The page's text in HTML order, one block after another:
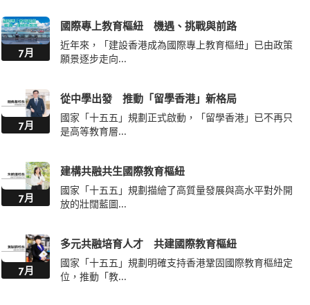
7月
國際專上教育樞紐 機遇、挑戰與前路
近年來，「建設香港成為國際專上教育樞紐」已由政策
願景逐步走向...
7月
從中學出發 推動「留學香港」新格局
國家「十五五」規劃正式啟動，「留學香港」已不再只
是高等教育層...
7月
建構共融共生國際教育樞紐
國家「十五五」規劃描繪了高質量發展與高水平對外開
放的壯闊藍圖...
7月
多元共融培育人才 共建國際教育樞紐
國家「十五五」規劃明確支持香港鞏固國際教育樞紐定
位，推動「教...